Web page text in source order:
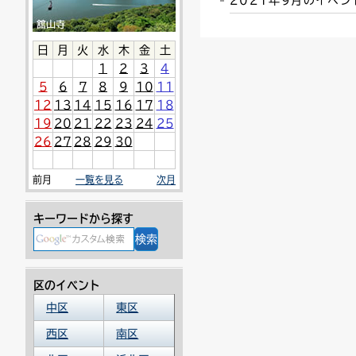
連絡ごみ
ユニバーサルデザイン
日 月 火 水 木 金
土
1
2 3
4
5
6 7 8 9 10 11
12 13 14 15 16 17 18
19 20 21 22 23 24 25
26 27 28 29 30
前月 一覧を見る 次月
キーワードから探す
区のイベント
中区
東区
西区 南区